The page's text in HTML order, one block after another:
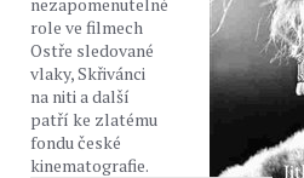
role ve filmech
Ostře sledované
vlaky, Skřivánci
na niti a další
patří ke zlatému
fondu české
kinematografie.